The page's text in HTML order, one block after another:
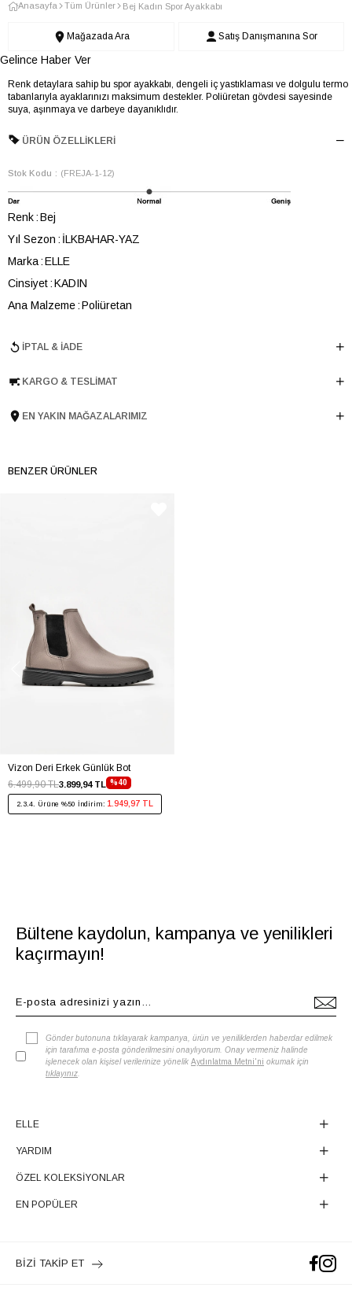
Anasayfa Tüm Ürünler Bej Kadın Spor Ayakkabı
Mağazada Ara Satış Danışmanına Sor
Gelince Haber Ver
Renk detaylara sahip bu spor ayakkabı, dengeli iç yastıklaması ve dolgulu termo
tabanlarıyla ayaklarınızı maksimum destekler. Poliüretan gövdesi sayesinde
suya, aşınmaya ve darbeye dayanıklıdır.
ÜRÜN ÖZELLIKLERI
Stok Kodu (FREJA-1-12)
Renk Bej
Yıl Sezon
İLKBAHAR-YAZ
Marka ELLE
Cinsiyet KADIN
Ana Malzeme Poliüretan
Topuk Boyu 3 cm
Taban Yüksekliği 3 cm
İPTAL & İADE
KARGO & TESLIMAT
EN YAKIN MAĞAZALARIMIZ
BENZER ÜRÜNLER
Vizon Deri Erkek Günlük Bot
%40
3.899,94 TL
6.499,90 TL
2.3.4. Ürüne %50 İndirim: 1.949,97 TL
Bültene kaydolun, kampanya ve yenilikleri
kaçırmayın!
Gönder butonuna tıklayarak kampanya, ürün ve yeniliklerden haberdar edilmek
için tarafıma e-posta gönderilmesini onaylıyorum. Onay vermeniz halinde
işlenecek olan kişisel verilerinize yönelik Aydınlatma Metni'ni okumak için
tıklayınız
ELLE
YARDIM
ÖZEL KOLEKSİYONLAR
EN POPÜLER
BİZİ TAKİP ET